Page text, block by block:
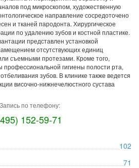
под микроскопом, художественную
направление сосредоточено
и тканей пародонта. Хирургическое
по удалению зубов и костной пластике.
представлен установкой
отсутствующих единиц
съемными протезами. Кроме того,
гигиены полости рта,
зубов. В клинике также ведется
височно-нижнечелюстного сустава
по телефону:
152-59-71
102
71